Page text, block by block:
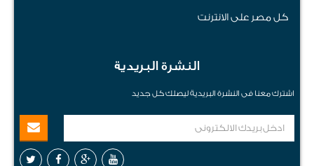
كل مصر على الانترنت
النشرة البريدية
اشترك معنا فى النشرة البريدية ليصلك كل جديد